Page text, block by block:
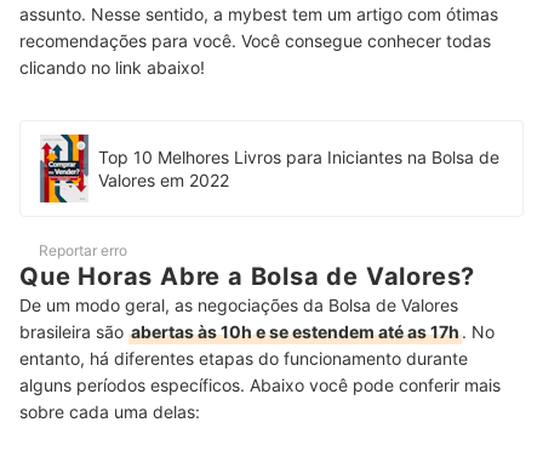
assunto. Nesse sentido, a mybest tem um artigo com ótimas
recomendações para você. Você consegue conhecer todas
clicando no link abaixo!
Top 10 Melhores Livros para Iniciantes na Bolsa de
Valores em 2022
Reportar erro
Que Horas Abre a Bolsa de Valores?
De um modo geral, as negociações da Bolsa de Valores
brasileira são abertas às 10h e se estendem até as 17h. No
entanto, há diferentes etapas do funcionamento durante
alguns períodos específicos. Abaixo você pode conferir mais
sobre cada uma delas: